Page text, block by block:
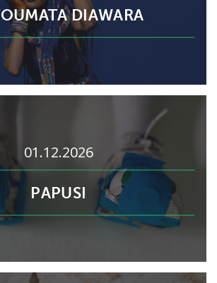
DIAWARA
01.12.2026
PAPUSI